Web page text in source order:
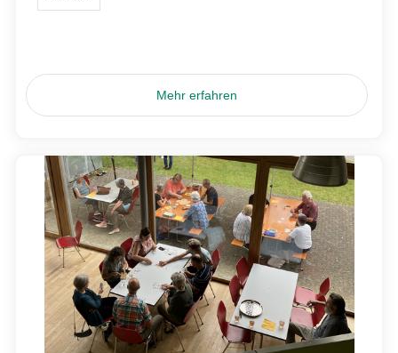
Mehr erfahren